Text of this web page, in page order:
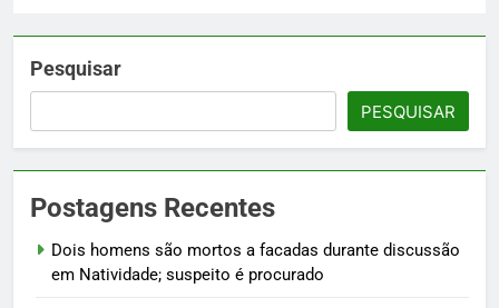
Pesquisar
PESQUISAR
Postagens Recentes
Dois homens são mortos a facadas durante discussão
em Natividade; suspeito é procurado